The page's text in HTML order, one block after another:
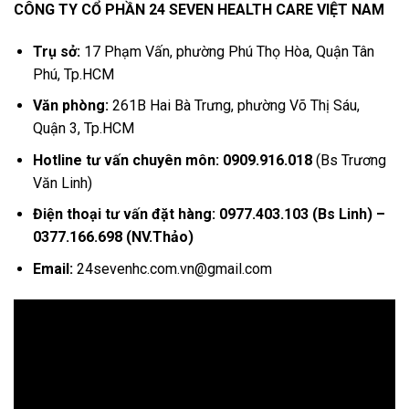
CÔNG TY CỔ PHẦN 24 SEVEN HEALTH CARE VIỆT NAM
Trụ sở:17 Phạm Vấn, phường Phú Thọ Hòa, Quận Tân
Phú, Tp.HCM
Văn phòng:261B Hai Bà Trưng, phường Võ Thị Sáu,
Quận 3, Tp.HCM
Hotline tư vấn chuyên môn: 0909.916.018(Bs Trương
Văn Linh)
Điện thoại tư vấn đặt hàng: 0977.403.103 (Bs Linh) –
0377.166.698 (NV.Thảo)
Email:24sevenhc.com.vn@gmail.com